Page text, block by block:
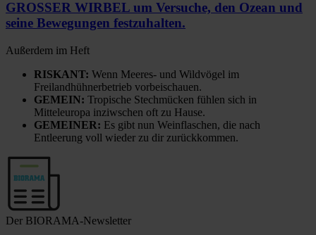
GROSSER WIRBEL um Versuche, den Ozean und
seine Bewegungen festzuhalten.
Außerdem im Heft
RISKANT: Wenn Meeres- und Wildvögel im
Freilandhühnerbetrieb vorbeischauen.
GEMEIN: Tropische Stechmücken fühlen sich in
Mitteleuropa inziwschen oft zu Hause.
GEMEINER: Es gibt nun Weinflaschen, die nach
Entleerung voll wieder zu dir zurückkommen.
Der BIORAMA-Newsletter